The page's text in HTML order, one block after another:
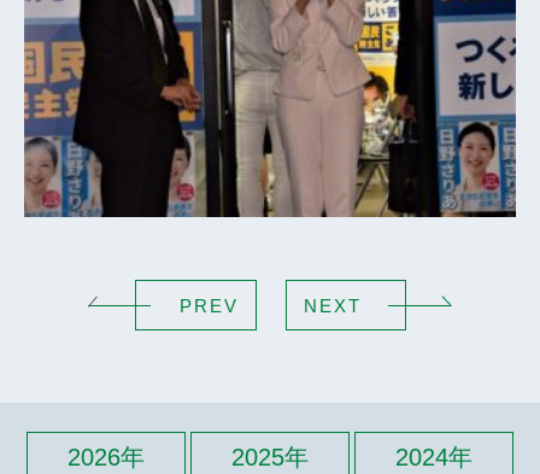
PREV NEXT
2026年 2025年 2024年